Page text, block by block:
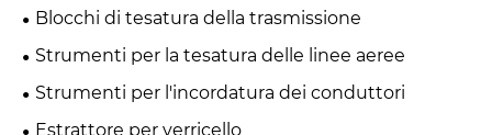
Blocchi di tesatura della trasmissione
Strumenti per la tesatura delle linee aeree
Strumenti per l'incordatura dei conduttori
Estrattore per verricello